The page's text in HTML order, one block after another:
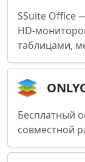
SSuite Office
HD-
таблицами,
Бесплатный
совместной